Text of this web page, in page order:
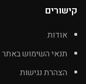
קישורים
אודות
תנאי השימוש באתר
הצהרת נגישות